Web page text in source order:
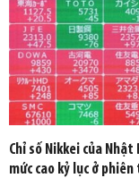
Chỉ số Nikkei của
mức cao kỷ lục ở